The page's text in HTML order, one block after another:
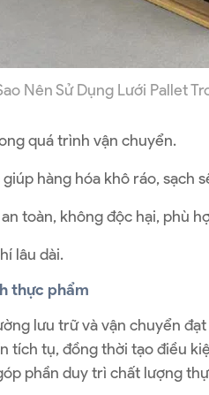
Nên Sử Dụng Lưới Pallet
quá trình vận chuyển.
hàng hóa khô ráo, sạch
toàn, không độc hại, phù
lâu dài.
thực phẩm
lưu trữ và vận chuyển
tích tụ, đồng thời tạo điều
phần duy trì chất lượng